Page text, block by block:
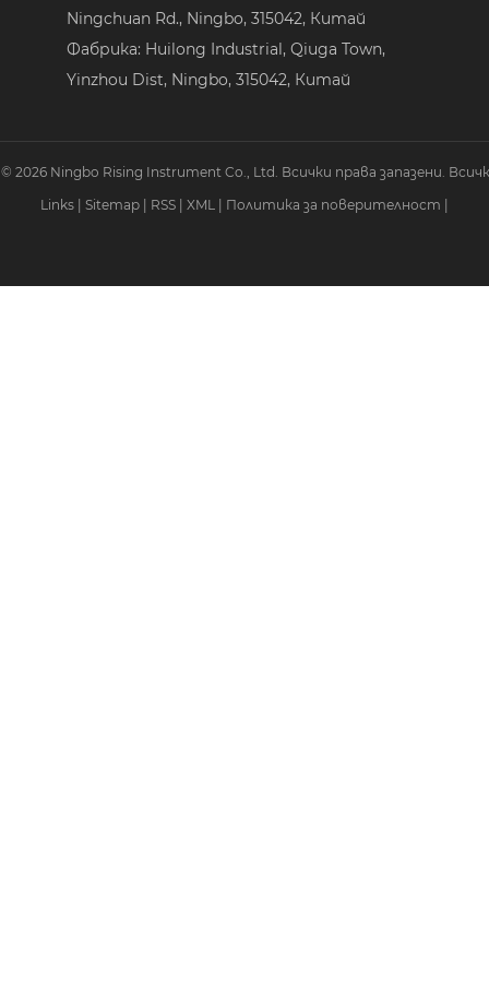
Ningchuan Rd., Ningbo, 315042, Китай
Фабрика: Huilong Industrial, Qiuga Town,
Yinzhou Dist, Ningbo, 315042, Китай
Ningbo Rising Instrument Co., Ltd. Всички права запазени.
Links
Sitemap RSS XML Политика за поверителност